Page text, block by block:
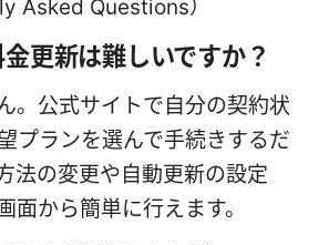
Asked Questions）
更新は難しいですか？
。公式サイトで自分の契約状
プランを選んで手続きするだ
法の変更や自動更新の設定
面から簡単に行えます。